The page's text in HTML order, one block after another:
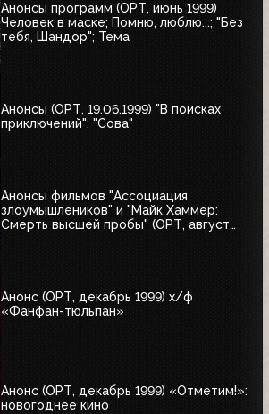
Анонсы программ (ОРТ, июнь 1999)
Человек в маске; Помню, люблю...; "Без
тебя, Шандор"; Тема
Анонсы (ОРТ, 19.06.1999) "В поисках
приключений"; "Сова"
Анонсы фильмов "Ассоциация
злоумышлеников" и "Майк Хаммер:
Смерть высшей пробы" (ОРТ, август
Анонс (ОРТ, декабрь 1999) х/ф
«Фанфан-тюльпан»
Анонс (ОРТ, декабрь 1999) «Отметим!»:
новогоднее кино